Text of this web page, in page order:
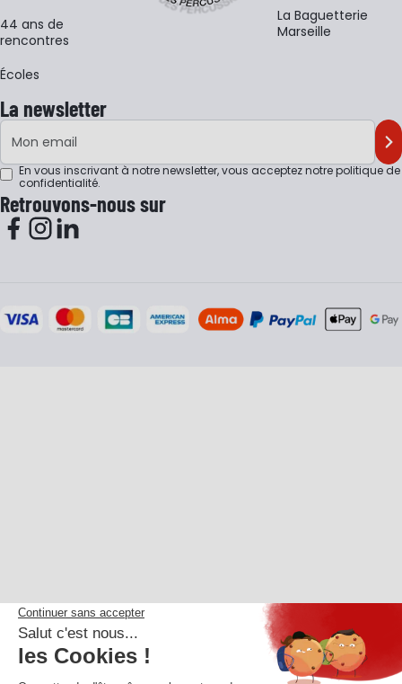
44 ans de
rencontres
Écoles
La Baguetterie
Marseille
La newsletter
Adresse e-mail
En vous inscrivant à notre newsletter, vous acceptez notrepolitique de
confidentialité.
Retrouvons-nous sur